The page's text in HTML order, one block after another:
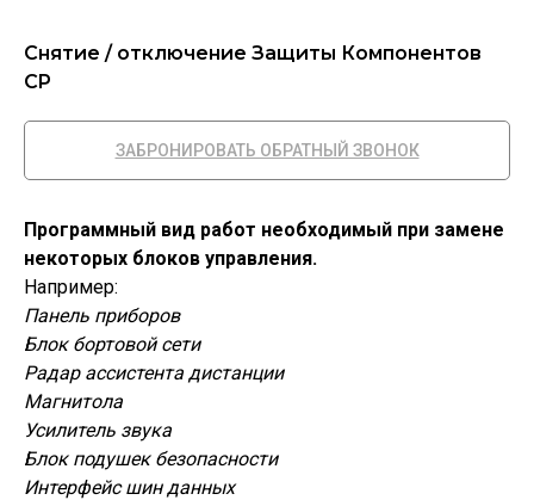
Снятие / отключение Защиты Компонентов
CP
ЗАБРОНИРОВАТЬ ОБРАТНЫЙ ЗВОНОК
Программный вид работ необходимый при замене
некоторых блоков управления.
Например:
Панель приборов
Блок бортовой сети
Радар ассистента дистанции
Магнитола
Усилитель звука
Блок подушек безопасности
Интерфейс шин данных